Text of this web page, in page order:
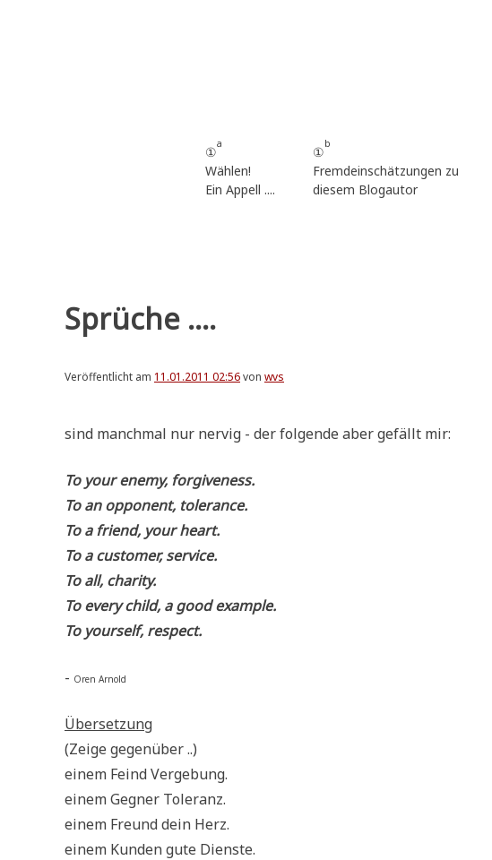
①
a
Wählen!
Ein Appell ....
①
b
Fremdeinschätzungen zu
diesem Blogautor
Sprüche ....
Veröffentlicht am 11.01.2011 02:56von wvs
sind manch­mal nur ner­vig - der fol­gen­de aber gefällt mir:
To your ene­my, forgiveness.
To an oppo­nent, tolerance.
To a fri­end, your heart.
To a cus­to­mer, service.
To all, charity.
To every child, a good example.
To yours­elf, respect.
- Oren Arnold
Über­set­zung
(Zei­ge gegenüber ..)
einem Feind Vergebung.
einem Geg­ner Toleranz.
einem Freund dein Herz.
einem Kun­den gute Dienste.